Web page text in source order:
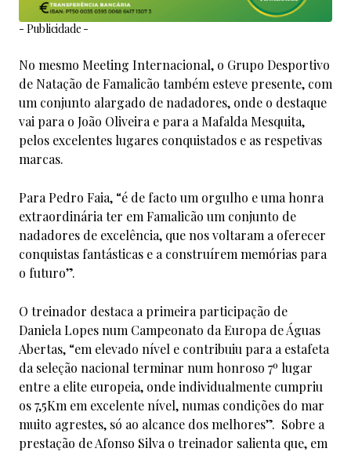
- Publicidade -
No mesmo Meeting Internacional, o Grupo Desportivo
de Natação de Famalicão também esteve presente, com
um conjunto alargado de nadadores, onde o destaque
vai para o João Oliveira e para a Mafalda Mesquita,
pelos excelentes lugares conquistados e as respetivas
marcas.
Para Pedro Faia, “é de facto um orgulho e uma honra
extraordinária ter em Famalicão um conjunto de
nadadores de excelência, que nos voltaram a oferecer
conquistas fantásticas e a construírem memórias para
o futuro”.
O treinador destaca a primeira participação de
Daniela Lopes num Campeonato da Europa de Águas
Abertas, “em elevado nível e contribuiu para a estafeta
da seleção nacional terminar num honroso 7º lugar
entre a elite europeia, onde individualmente cumpriu
os 7,5Km em excelente nível, numas condições do mar
muito agrestes, só ao alcance dos melhores”. Sobre a
prestação de Afonso Silva o treinador salienta que, em